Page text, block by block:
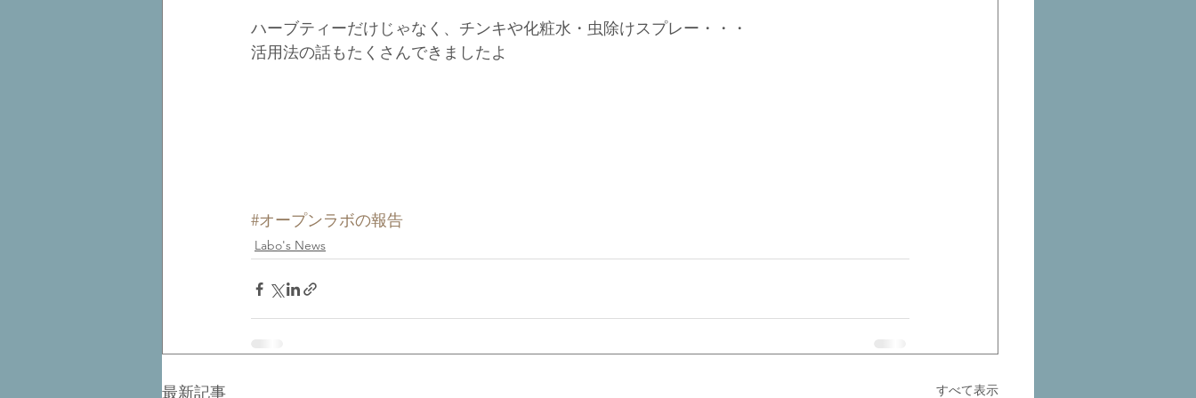
ハーブティーだけじゃなく、チンキや化粧水・虫除けスプレー・・・
活用法の話もたくさんできましたよ
#オープンラボの報告
Labo's News
最新記事 すべて表示